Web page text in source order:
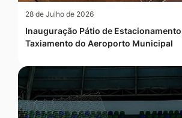
28 de Julho de 2026
Inauguração Pátio de Estacionamento
Taxiamento do Aeroporto Municipal